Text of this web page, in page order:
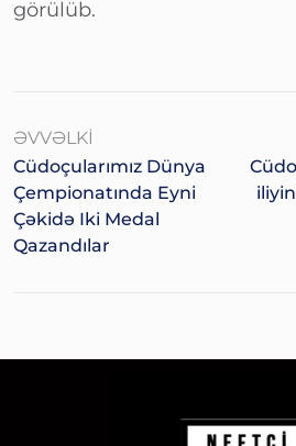
görülüb.
ƏVVƏLKI
Cüdoçularımız Dünya
Çempionatında Eyni
Çəkidə Iki Medal
Qazandılar